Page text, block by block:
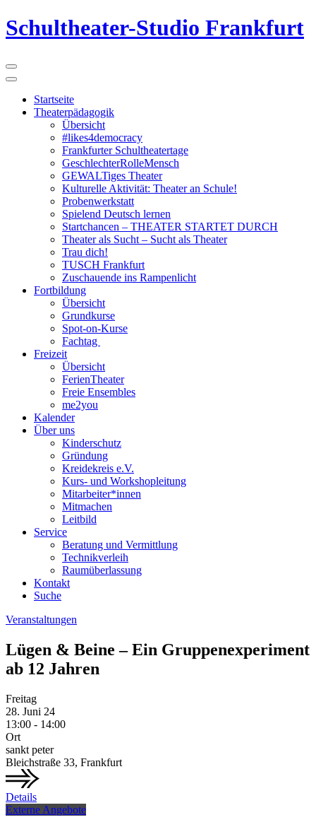
Schultheater-Studio Frankfurt
Startseite
Theaterpädagogik
Übersicht
#likes4democracy
Frankfurter Schultheatertage
GeschlechterRolleMensch
GEWALTiges Theater
Kulturelle Aktivität: Theater an Schule!
Probenwerkstatt
Spielend Deutsch lernen
Startchancen – THEATER STARTET DURCH
Theater als Sucht – Sucht als Theater
Trau dich!
TUSCH Frankfurt
Zuschauende ins Rampenlicht
Fortbildung
Übersicht
Grundkurse
Spot-on-Kurse
Fachtag
Freizeit
Übersicht
FerienTheater
Freie Ensembles
me2you
Kalender
Über uns
Kinderschutz
Gründung
Kreidekreis e.V.
Kurs- und Workshopleitung
Mitarbeiter*innen
Mitmachen
Leitbild
Service
Beratung und Vermittlung
Technikverleih
Raumüberlassung
Kontakt
Suche
Veranstaltungen
Lügen & Beine – Ein Gruppenexperiment
ab 12 Jahren
Freitag
28. Juni 24
13:00 - 14:00
Ort
sankt peter
Bleichstraße 33, Frankfurt
Details
Externe Angebote